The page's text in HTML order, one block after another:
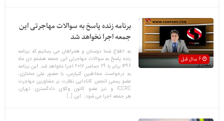
برنامه زنده پاسخ به سوالات مهاجرتی این
جمعه اجرا نخواهد شد
به اطلاع شما دوستان و همراهان می رسانیم که برنامه
زنده پاسخ به سوالات مهاجرتی این جمعه هشتم دی ماه
1396 برابر با 29 دسامبر 2017 اجرا نخواهد شد. این برنامه
به درخواست مخاطبین کنپارس، با حضور علی مختاری،
عضو رسمی انجمن کانادایی نظارت بر مشاورین مهاجرت
ICCRC و نیز عضو کانون وکلای دادگستری تهران،
هر جمعه اجرا می شود. این […]